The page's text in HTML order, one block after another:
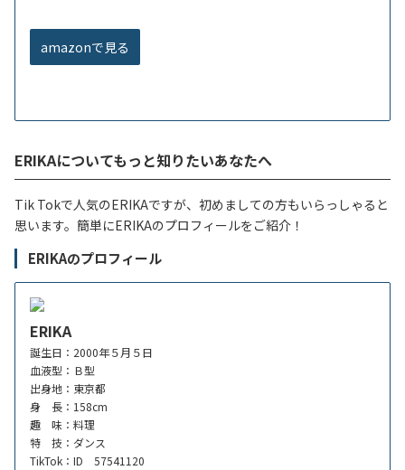
amazonで見る
ERIKAについてもっと知りたいあなたへ
Tik Tokで人気のERIKAですが、初めましての方もいらっしゃると
思います。簡単にERIKAのプロフィールをご紹介！
ERIKAのプロフィール
ERIKA
誕生日：2000年５月５日
血液型：Ｂ型
出身地：東京都
身 長：158cm
趣 味：料理
特 技：ダンス
TikTok：ID 57541120